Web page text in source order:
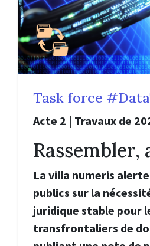
Task force
Acte 2 | Travaux de
Rassembler,
La villa numeris
publics sur la
juridique stable pour
transfrontaliers de